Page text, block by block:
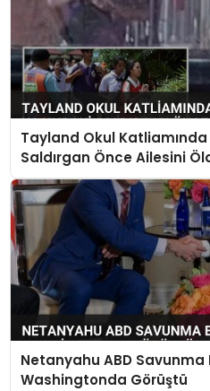
Tayland Okul Katliamında
Saldırgan Önce Ailesini
Netanyahu ABD Savunma
Washingtonda Görüştü